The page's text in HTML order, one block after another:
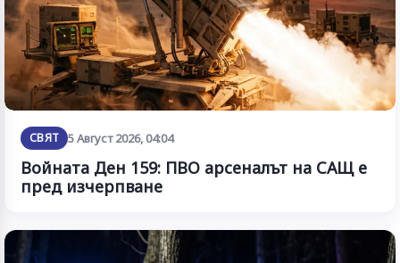
СВЯТ 5 Август 2026, 04:04
Войната Ден 159: ПВО арсеналът на САЩ е
пред изчерпване